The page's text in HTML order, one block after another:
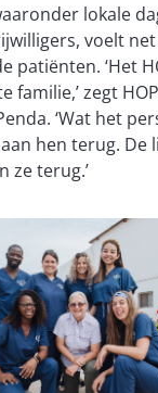
lokale
voelt
patiënten. ‘Het
familie,’ zegt
‘Wat het
hen terug. De
ze terug.’